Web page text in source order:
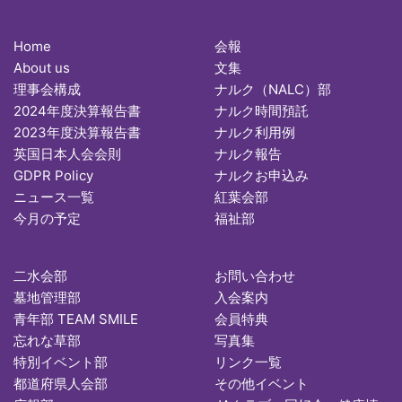
Home
About us
理事会構成
2024年度決算報告書
2023年度決算報告書
英国日本人会会則
GDPR Policy
ニュース一覧
今月の予定
会報
文集
ナルク（NALC）部
ナルク時間預託
ナルク利用例
ナルク報告
ナルクお申込み
紅葉会部
福祉部
二水会部
墓地管理部
青年部 TEAM SMILE
忘れな草部
特別イベント部
都道府県人会部
お問い合わせ
入会案内
会員特典
写真集
リンク一覧
その他イベント